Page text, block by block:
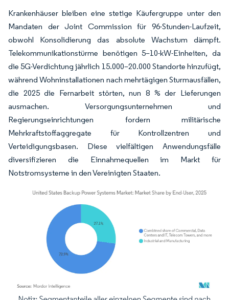
Krankenhäuser bleiben eine stetige Käufergruppe unter den
Mandaten der Joint Commission für 96-Stunden-Laufzeit,
obwohl Konsolidierung das absolute Wachstum dämpft.
Telekommunikationstürme benötigen 5–10-kW-Einheiten, da
die 5G-Verdichtung jährlich 15.000–20.000 Standorte hinzufügt,
während Wohninstallationen nach mehrtägigen Sturmausfällen,
die 2025 die Fernarbeit störten, nun 8 % der Lieferungen
ausmachen. Versorgungsunternehmen und
Regierungseinrichtungen fordern militärische
Mehrkraftstoffaggregate für Kontrollzentren und
Verteidigungsbasen. Diese vielfältigen Anwendungsfälle
diversifizieren die Einnahmequellen im Markt für
Notstromsysteme in den Vereinigten Staaten.